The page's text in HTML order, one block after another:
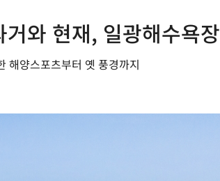
와 현재, 일광해수욕장
해양스포츠부터 옛 풍경까지